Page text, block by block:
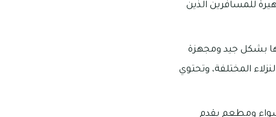
للمسافرين الذين
بشكل جيد ومجهزة
المختلفة، وتحتوي
ومطعم يقدم